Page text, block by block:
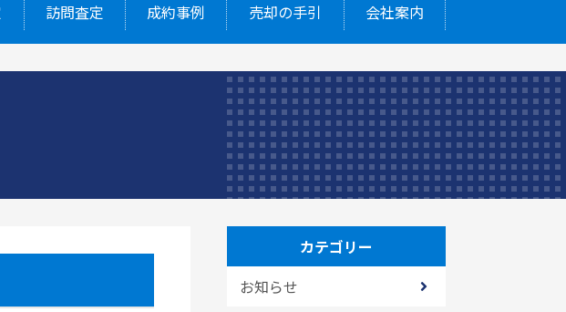
訪問査定 成約事例 売却の手引 会社案内
カテゴリー
お知らせ